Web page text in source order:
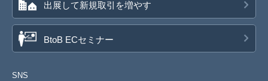
出展して新規取引を増やす
BtoB ECセミナー
SNS